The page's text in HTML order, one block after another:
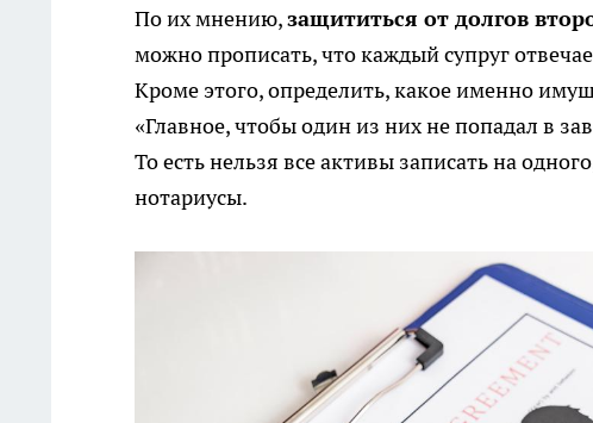
По их мнению,защититься от долгов
можно прописать, что каждый супруг
Кроме этого, определить, какое именно
«Главное, чтобы один из них не попадал в
То есть нельзя все активы записать на
нотариусы.